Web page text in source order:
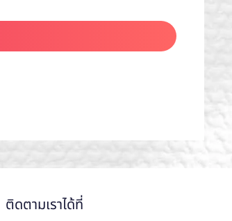
ติดตามเราได้ที่